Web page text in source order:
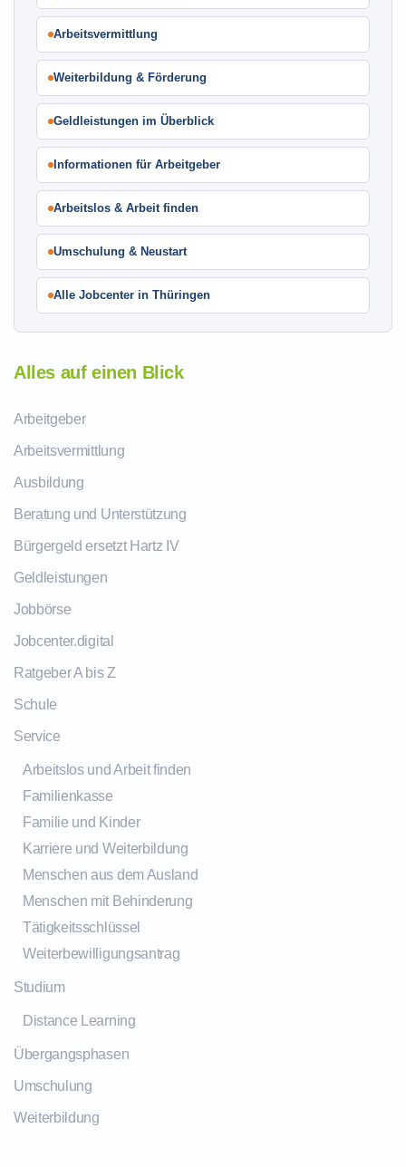
Arbeitsvermittlung
Weiterbildung & Förderung
Geldleistungen im Überblick
Informationen für Arbeitgeber
Arbeitslos & Arbeit finden
Umschulung & Neustart
Alle Jobcenter in Thüringen
Alles auf einen Blick
Arbeitgeber
Arbeitsvermittlung
Ausbildung
Beratung und Unterstützung
Bürgergeld ersetzt Hartz IV
Geldleistungen
Jobbörse
Jobcenter.digital
Ratgeber A bis Z
Schule
Service
Arbeitslos und Arbeit finden
Familienkasse
Familie und Kinder
Karriere und Weiterbildung
Menschen aus dem Ausland
Menschen mit Behinderung
Tätigkeitsschlüssel
Weiterbewilligungsantrag
Studium
Distance Learning
Übergangsphasen
Umschulung
Weiterbildung